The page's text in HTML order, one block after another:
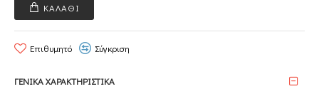
ΚΑΛΆΘΙ
Επιθυμητό Σύγκριση
ΓΕΝΙΚΑ ΧΑΡΑΚΤΗΡΙΣΤΙΚΑ